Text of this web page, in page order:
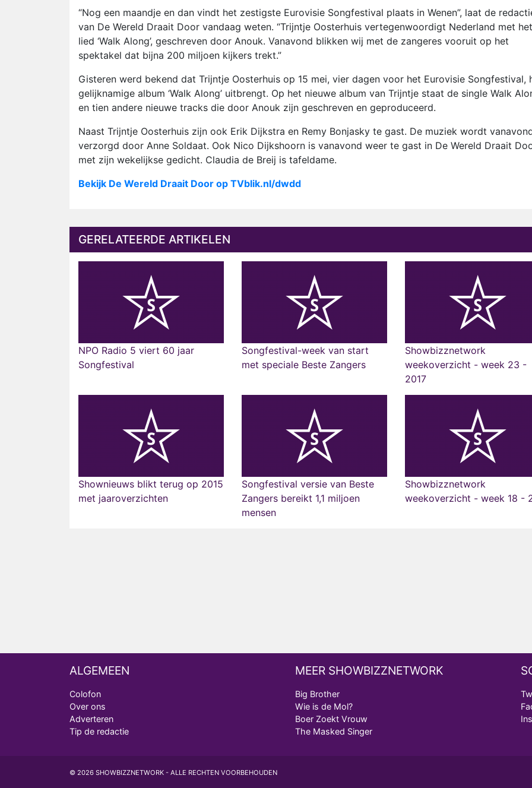
“Nog een maandje en dan vindt het zestigste Eurovisie Songfestival plaats in Wenen”, laat de
van De Wereld Draait Door vandaag weten. “Trijntje Oosterhuis vertegenwoordigt Nederland met het
lied ‘Walk Along’, geschreven door Anouk. Vanavond blikken wij met de zangeres vooruit op het
spektakel dat bijna 200 miljoen kijkers trekt.”
Gisteren werd bekend dat Trijntje Oosterhuis op 15 mei, vier dagen voor het Eurovisie Songfestival,
gelijknamige album ‘Walk Along’ uitbrengt. Op het nieuwe album van Trijntje staat de single Walk
en tien andere nieuwe tracks die door Anouk zijn geschreven en geproduceerd.
Naast Trijntje Oosterhuis zijn ook Erik Dijkstra en Remy Bonjasky te gast. De muziek wordt
verzorgd door Anne Soldaat. Ook Nico Dijkshoorn is vanavond weer te gast in De Wereld Draait
met zijn wekelijkse gedicht. Claudia de Breij is tafeldame.
Bekijk De Wereld Draait Door op TVblik.nl/dwdd
GERELATEERDE ARTIKELEN
NPO Radio 5 viert 60 jaar
Songfestival
Songfestival-week van start
met speciale Beste Zangers
Showbizznetwork
weekoverzicht - week 23 -
2017
Shownieuws blikt terug op 2015
met jaaroverzichten
Songfestival versie van Beste
Zangers bereikt 1,1 miljoen
mensen
Showbizznetwork
weekoverzicht - week 18 -
ALGEMEEN
Colofon
Over ons
Adverteren
Tip de redactie
MEER SHOWBIZZNETWORK
Big Brother
Wie is de Mol?
Boer Zoekt Vrouw
The Masked Singer
© 2026 SHOWBIZZNETWORK - ALLE RECHTEN VOORBEHOUDEN